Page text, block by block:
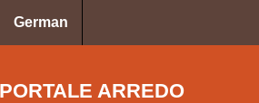
German
PORTALE ARREDO